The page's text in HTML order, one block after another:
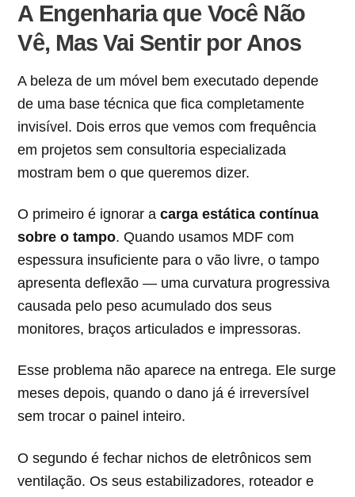
A Engenharia que Você Não
Vê, Mas Vai Sentir por Anos
A beleza de um móvel bem executado depende
de uma base técnica que fica completamente
invisível. Dois erros que vemos com frequência
em projetos sem consultoria especializada
mostram bem o que queremos dizer.
O primeiro é ignorar acarga estática contínua
sobre o tampo. Quando usamos MDF com
espessura insuficiente para o vão livre, o tampo
apresenta deflexão — uma curvatura progressiva
causada pelo peso acumulado dos seus
monitores, braços articulados e impressoras.
Esse problema não aparece na entrega. Ele surge
meses depois, quando o dano já é irreversível
sem trocar o painel inteiro.
O segundo é fechar nichos de eletrônicos sem
ventilação. Os seus estabilizadores, roteador e